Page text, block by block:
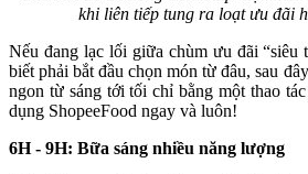
khi liên tiếp tung ra loạt ưu đãi
Nếu đang lạc lối giữa chùm ưu đãi “siêu
biết phải bắt đầu chọn món từ đâu, sau
ngon từ sáng tới tối chỉ bằng một thao
dụng ShopeeFood ngay và luôn!
6H - 9H: Bữa sáng nhiều năng lượng